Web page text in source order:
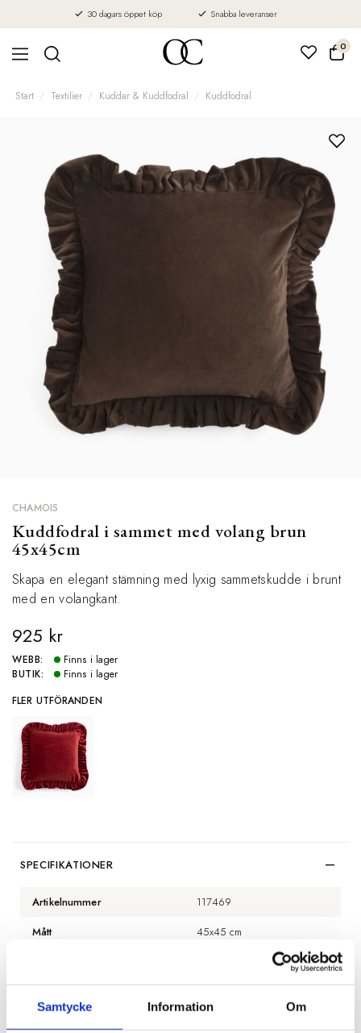
Samtycke Information Om
30 dagars öppet köp Snabba leveranser
0
Start Textilier Kuddar & Kuddfodral Kuddfodral
CHAMOIS
Kuddfodral i sammet med volang brun
45x45cm
Skapa en elegant stämning med lyxig sammetskudde i brunt
med en volangkant.
925 kr
WEBB:
Finns i lager
BUTIK:
Finns i lager
FLER UTFÖRANDEN
SPECIFIKATIONER
Artikelnummer
117469
Mått
45x45 cm